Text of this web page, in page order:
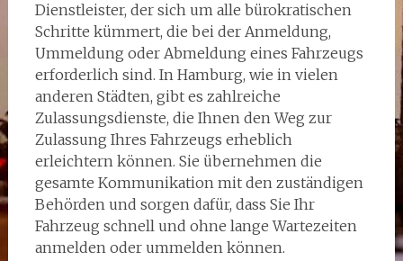
Dienstleister, der sich um alle bürokratischen
Schritte kümmert, die bei der Anmeldung,
Ummeldung oder Abmeldung eines Fahrzeugs
erforderlich sind. In Hamburg, wie in vielen
anderen Städten, gibt es zahlreiche
Zulassungsdienste, die Ihnen den Weg zur
Zulassung Ihres Fahrzeugs erheblich
erleichtern können. Sie übernehmen die
gesamte Kommunikation mit den zuständigen
Behörden und sorgen dafür, dass Sie Ihr
Fahrzeug schnell und ohne lange Wartezeiten
anmelden oder ummelden können.